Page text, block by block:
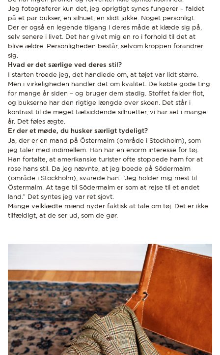
Jeg fotograferer kun det, jeg oprigtigt synes fungerer – faldet
på et par bukser, en silhuet, en slidt jakke. Noget personligt.
Der er også en legende tilgang i deres måde at klæde sig på,
selv senere i livet. Det har givet mig en ro i forhold til det at
blive ældre. Personligheden består, selvom kroppen forandrer
sig.
Hvad er det særlige ved deres stil?
I starten troede jeg, det handlede om, at tøjet var lidt større.
Men i virkeligheden handler det om kvalitet. De købte gode ting
for mange år siden – og bruger dem stadig. Stoffet falder flot,
og bukserne har den rigtige længde over skoen. Det står i
kontrast til de meget tætsiddende silhuetter, vi har set i mange
år. Det føles ægte.
Er der et møde, du husker særligt tydeligt?
Ja, der er en mand på Östermalm (område i Stockholm), som
jeg taler med indimellem. Han har en enorm interesse for tøj.
Han fortalte, at amerikanske turister ofte stoppede ham for at
rose hans stil. Da jeg nævnte, at jeg boede på Södermalm
(område i Stockholm), svarede han: “Jeg holder mig mest til
Östermalm. At tage til Södermalm er som at rejse til et andet
land.” Det syntes jeg var ret sjovt.
Mange velklædte mænd nyder faktisk at tale om tøj. Det er ikke
tilfældigt, at de ser ud, som de gør.